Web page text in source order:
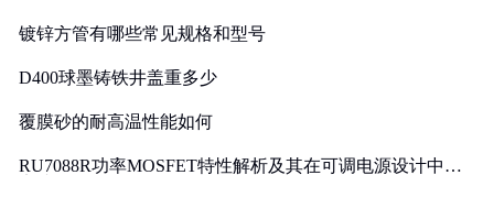
镀锌方管有哪些常见规格和型号
D400球墨铸铁井盖重多少
覆膜砂的耐高温性能如何
RU7088R功率MOSFET特性解析及其在可调电源设计中的